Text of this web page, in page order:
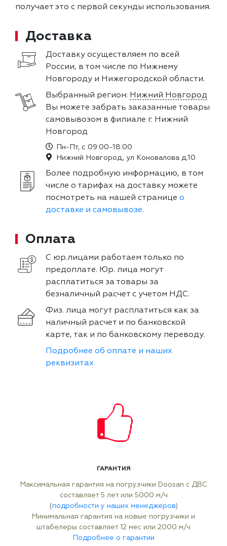
получает это с первой секунды использования.
Доставка
Доставку осуществляем по всей
России, в том числе по Нижнему
Новгороду и Нижегородской области.
Выбранный регион: Нижний Новгород
Вы можете забрать заказанные товары
самовывозом в филиале г. Нижний
Новгород
Пн-Пт, с 09:00-18:00
Нижний Новгород, ул Коновалова д.10
Более подробную информацию, в том
числе о тарифах на доставку можете
посмотреть на нашей странице о
доставке и самовывозе.
Оплата
С юр.лицами работаем только по
предоплате. Юр. лица могут
расплатиться за товары за
безналичный расчет с учетом НДС.
Физ. лица могут расплатиться как за
наличный расчет и по банковской
карте, так и по банковскому переводу.
Подробнее об оплате и наших
реквизитах
ГАРАНТИЯ
Максимальная гарантия на погрузчики Doosan с ДВС
составляет 5 лет или 5000 м/ч
(подробности у наших менеджеров)
Минимальная гарантия на новые погрузчики и
штабелеры составляет 12 мес или 2000 м/ч
Подробнее о гарантии